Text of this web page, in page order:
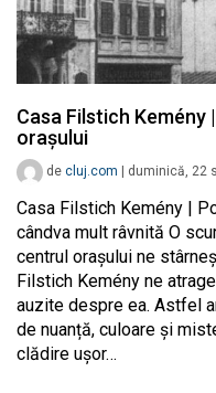
Casa Filstich Kemény
orașului
de cluj.com duminică, 22
Casa Filstich Kemény |
cândva mult râvnită O
centrul orașului ne
Filstich Kemény ne
auzite despre ea. Astfel
de nuanță, culoare și
clădire ușor…